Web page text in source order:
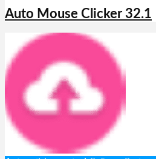
Auto Mouse Clicker 32.1